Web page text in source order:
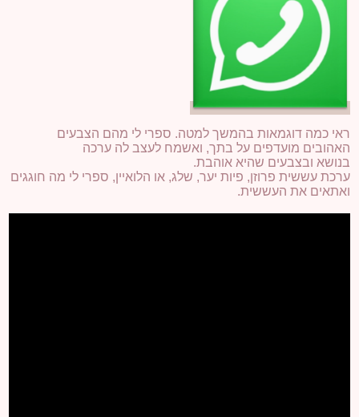
ראי כמה דוגמאות בהמשך למטה. ספרי לי מהם הצבעים
האהובים מועדפים על בתך, ואשמח לעצב לה ערכה
בנושא ובצבעים שהיא אוהבת.
ערכת עששית פרוזן, פיות יער, שלג, או הלואיין, ספרי לי מה חוגגים
ואתאים את העששית.